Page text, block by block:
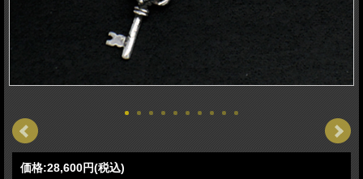
価格:28,600円(税込)